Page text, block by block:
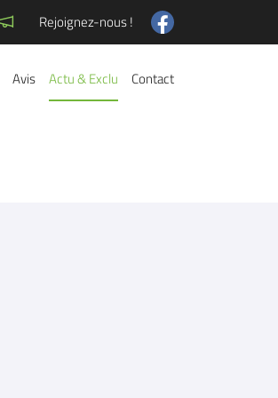
Rejoignez-nous !
Avis Actu & Exclu Contact